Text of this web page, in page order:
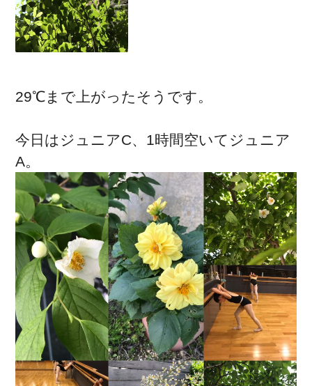
29℃まで上がったそうです。
今日はジュニアC、1時間空いてジュニア
A。